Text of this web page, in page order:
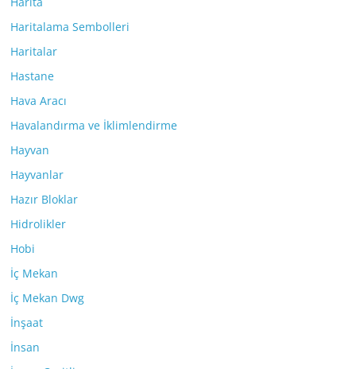
Haritalama Sembolleri
Haritalar
Hastane
Hava Aracı
Havalandırma ve İklimlendirme
Hayvan
Hayvanlar
Hazır Bloklar
Hidrolikler
Hobi
İç Mekan
İç Mekan Dwg
İnşaat
İnsan